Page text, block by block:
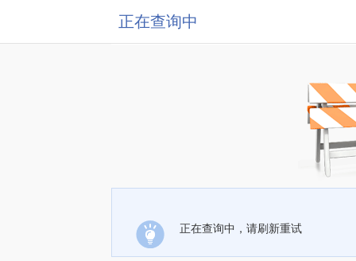
正在查询中
正在查询中，请刷新重试